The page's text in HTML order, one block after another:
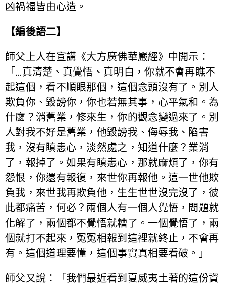
凶禍福皆由心造。
【編後語二】
師父上人在宣講《大方廣佛華嚴經》中開示：
「…真清楚、真覺悟、真明白，你就不會再瞧不
起這個，看不順眼那個，這個念頭沒有了。別人
欺負你、毀謗你，你也若無其事，心平氣和。為
什麼？消舊業，修來生，你的觀念變過來了。別
人對我不好是舊業，他毀謗我、侮辱我、陷害
我，沒有瞋恚心，淡然處之，知道什麼？業消
了，報掉了。如果有瞋恚心，那就麻煩了，你有
怨恨，你還有報復，來世你再報他。這一世他欺
負我，來世我再欺負他，生生世世沒完沒了，彼
此都痛苦，何必？兩個人有一個人覺悟，問題就
化解了，兩個都不覺悟就糟了。一個覺悟了，兩
個就打不起來，冤冤相報到這裡就終止，不會再
有。這個道理要懂，這個事實真相要看破。」
師父又說：「我們最近看到夏威夷土著的這份資